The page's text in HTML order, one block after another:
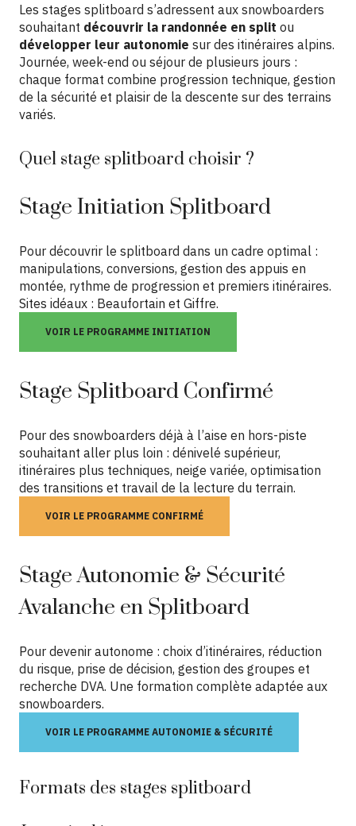
Les stages splitboard s’adressent aux snowboarders
souhaitant découvrir la randonnée en split ou
développer leur autonomie sur des itinéraires alpins.
Journée, week-end ou séjour de plusieurs jours :
chaque format combine progression technique, gestion
de la sécurité et plaisir de la descente sur des terrains
variés.
Quel stage splitboard choisir ?
Stage Initiation Splitboard
Pour découvrir le splitboard dans un cadre optimal :
manipulations, conversions, gestion des appuis en
montée, rythme de progression et premiers itinéraires.
Sites idéaux : Beaufortain et Giffre.
VOIR LE PROGRAMME INITIATION
Stage Splitboard Confirmé
Pour des snowboarders déjà à l’aise en hors-piste
souhaitant aller plus loin : dénivelé supérieur,
itinéraires plus techniques, neige variée, optimisation
des transitions et travail de la lecture du terrain.
VOIR LE PROGRAMME CONFIRMÉ
Stage Autonomie & Sécurité
Avalanche en Splitboard
Pour devenir autonome : choix d’itinéraires, réduction
du risque, prise de décision, gestion des groupes et
recherche DVA. Une formation complète adaptée aux
snowboarders.
VOIR LE PROGRAMME AUTONOMIE & SÉCURITÉ
Formats des stages splitboard